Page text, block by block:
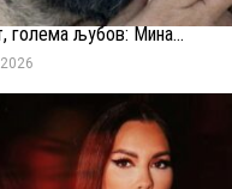
голема љубов: Мина...